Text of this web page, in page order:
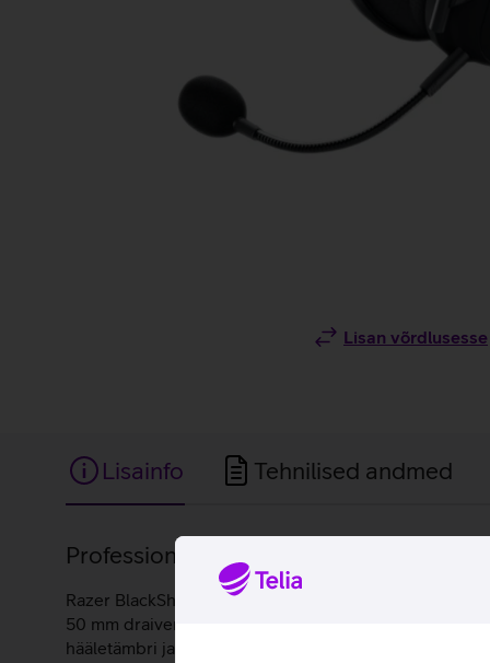
Lisan võrdlusesse
Lisainfo Tehnilised andmed
Lisainfo
Professionaalide loodud juhtmevaba
Razer BlackShark V2 Pro kõrvaklapid on loodud
50 mm draiverid tagavad selge ja detailse heli, mis
hääletämbri ja suure selguse, võimaldades sujuvat